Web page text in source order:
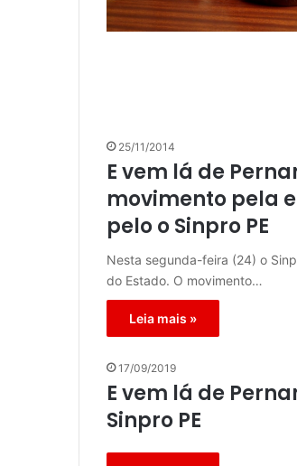
25/11/2014
E vem lá de
movimento pela
pelo o Sinpro PE
Nesta segunda-feira (24) o
do Estado. O movimento…
Leia mais »
17/09/2019
E vem lá de
Sinpro PE